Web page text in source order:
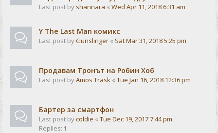
Last post by shannara « Wed Apr 11, 2018 6:31 am
Y The Last Man комикс
Last post byGunslinger « Sat Mar 31, 2018 5:25 pm
Продавам Тронът на Робин Хоб
Last post byAmos Trask « Tue Jan 16, 2018 12:36 pm
Бартер за смартфон
Last post bycoldie « Tue Dec 19, 2017 7:44 pm
Replies: 1